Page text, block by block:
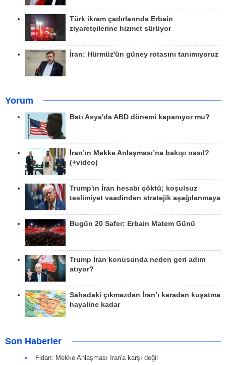
Türk ikram çadırlarında Erbain
ziyaretçilerine hizmet sürüyor
İran: Hürmüz'ün güney rotasını tanımıyoruz
Yorum
Batı Asya'da ABD dönemi kapanıyor mu?
İran’ın Mekke Anlaşması’na bakışı nasıl?
(+video)
Trump'ın İran hesabı çöktü; koşulsuz
teslimiyet vaadinden stratejik aşağılanmaya
Bugün 20 Safer: Erbain Matem Günü
Trump İran konusunda neden geri adım
atıyor?
Sahadaki çıkmazdan İran’ı karadan kuşatma
hayaline kadar
Son Haberler
Fidan: Mekke Anlaşması İran'a karşı değil